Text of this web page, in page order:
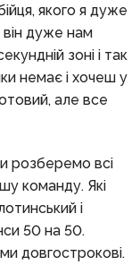
якого я дуже
дуже нам
зоні і так
немає і хочеш у
але все
розберемо всі
команду. Які
і
50 на 50.
довгострокові.